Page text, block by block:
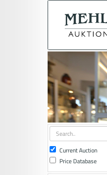
Current Auction
Price Database